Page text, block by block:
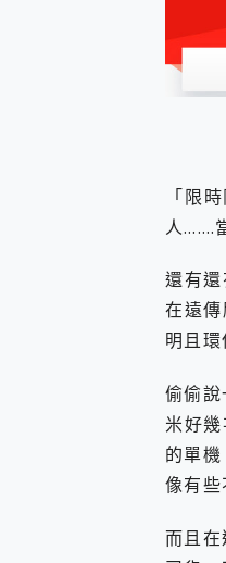
「限
人…….
還有
在遠
明且
偷偷
米好
的單
像有些
而且